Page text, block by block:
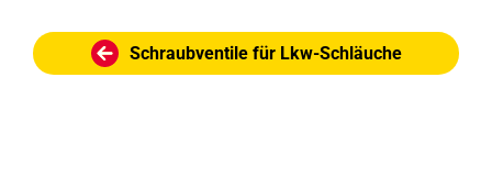
Schraubventile für Lkw-Schläuche